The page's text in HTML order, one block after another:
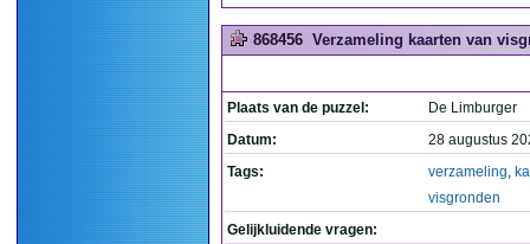
868456 Verzameling kaarten van
Plaats van de puzzel:
De Limburger
Datum:
28 augustus
Tags:
verzameling,
visgronden
Gelijkluidende vragen: